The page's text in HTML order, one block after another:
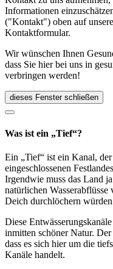
Informationen
("Kontakt") oben auf
Kontaktformular.
Wir wünschen Ihnen
dass Sie hier bei uns in
verbringen werden!
dieses Fenster schließen
Was ist ein „Tief“?
Ein „Tief“ ist ein Kanal,
eingeschlossenen
Irgendwie muss das Land
natürlichen
Deich durchlöchern
Diese
inmitten schöner Natur.
dass es sich hier um die
Kanäle handelt.